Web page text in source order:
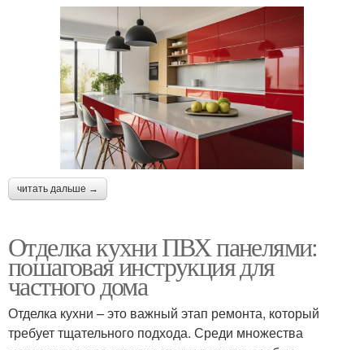
читать дальше →
Отделка кухни ПВХ панелями:
пошаговая инструкция для
частного дома
Отделка кухни – это важный этап ремонта, который
требует тщательного подхода. Среди множества